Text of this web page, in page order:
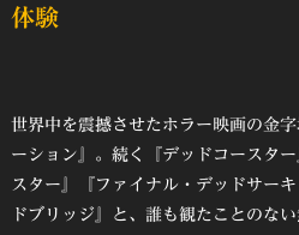
体験
世界中を震撼させたホラー映画の金
ーション』。続く『デッドコースタ
スター』『ファイナル・デッドサー
ドブリッジ』と、誰も観たことのな